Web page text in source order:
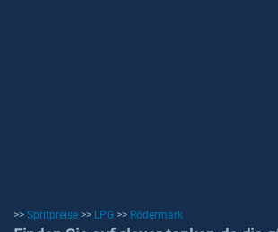
>> Spritpreise >> LPG >> Rödermark